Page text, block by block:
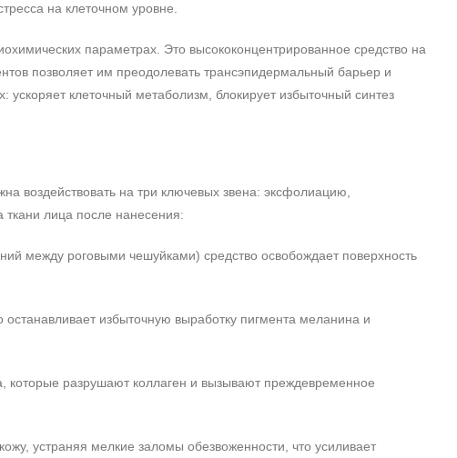
на клеточном уровне.
параметрах. Это высококонцентрированное средство на
позволяет им преодолевать трансэпидермальный барьер и
ускоряет клеточный метаболизм, блокирует избыточный синтез
воздействовать на три ключевых звена: эксфолиацию,
лица после нанесения:
между роговыми чешуйками) средство освобождает поверхность
избыточную выработку пигмента меланина и
которые разрушают коллаген и вызывают преждевременное
устраняя мелкие заломы обезвоженности, что усиливает